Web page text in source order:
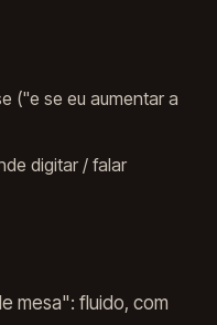
("e se eu aumentar a
digitar / falar
mesa": fluido, com